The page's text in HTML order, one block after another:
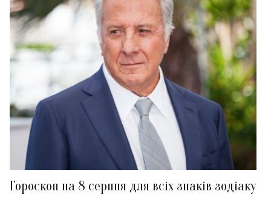
Гороскоп на 8 серпня для всіх знаків зодіаку